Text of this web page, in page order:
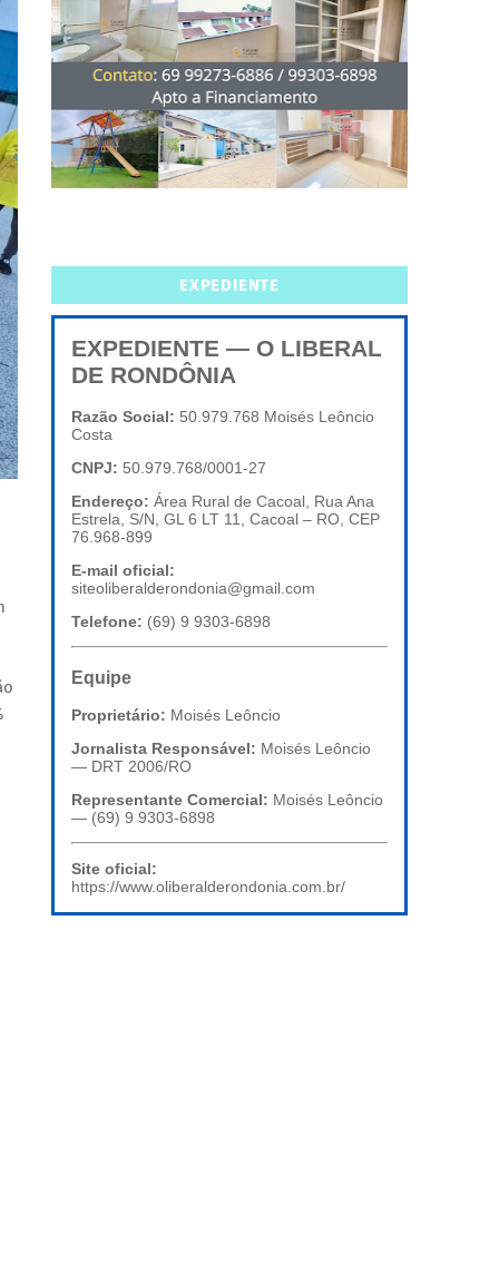
EXPEDIENTE
EXPEDIENTE — O LIBERAL
DE RONDÔNIA
Razão Social: 50.979.768 Moisés Leôncio
Costa
CNPJ: 50.979.768/0001-27
Endereço: Área Rural de Cacoal, Rua Ana
Estrela, S/N, GL 6 LT 11, Cacoal – RO, CEP
76.968-899
E-mail oficial:
siteoliberalderondonia@gmail.com
Telefone: (69) 9 9303-6898
Equipe
Proprietário: Moisés Leôncio
Jornalista Responsável: Moisés Leôncio
— DRT 2006/RO
Representante Comercial: Moisés Leôncio
— (69) 9 9303-6898
Site oficial:
https://www.oliberalderondonia.com.br/